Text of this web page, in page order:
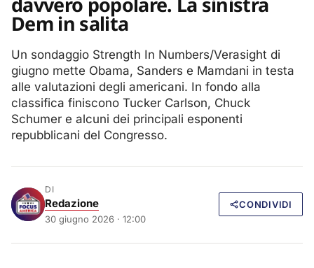
Dem in salita
Un sondaggio Strength In Numbers/Verasight di
giugno mette Obama, Sanders e Mamdani in testa
alle valutazioni degli americani. In fondo alla
classifica finiscono Tucker Carlson, Chuck
Schumer e alcuni dei principali esponenti
repubblicani del Congresso.
DI
Redazione
30 giugno 2026 · 12:00
CONDIVIDI